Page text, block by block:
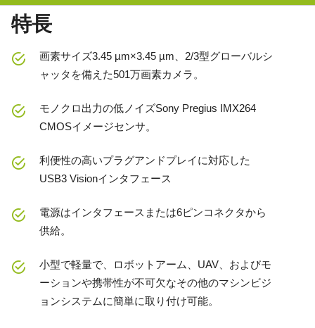
特長
画素サイズ3.45 µm×3.45 µm、2/3型グローバルシ
ャッタを備えた501万画素カメラ。
モノクロ出力の低ノイズSony Pregius IMX264
CMOSイメージセンサ。
利便性の高いプラグアンドプレイに対応した
USB3 Visionインタフェース
電源はインタフェースまたは6ピンコネクタから
供給。
小型で軽量で、ロボットアーム、UAV、およびモ
ーションや携帯性が不可欠なその他のマシンビジ
ョンシステムに簡単に取り付け可能。